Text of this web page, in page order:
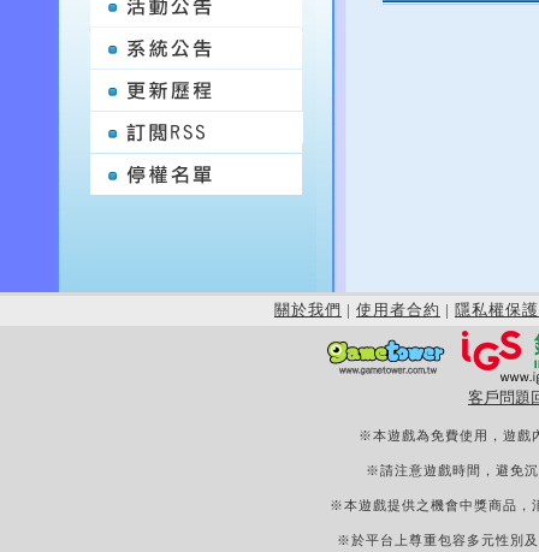
關於我們 | 使用者合約 | 隱私權保護
客戶問題
※本遊戲為免費使用，遊戲
※請注意遊戲時間，避免
※本遊戲提供之機會中獎商品，
※於平台上尊重包容多元性別